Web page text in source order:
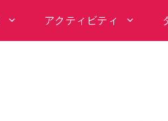
アクティビティ